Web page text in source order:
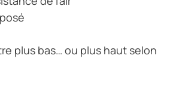
plus bas… ou plus haut selon